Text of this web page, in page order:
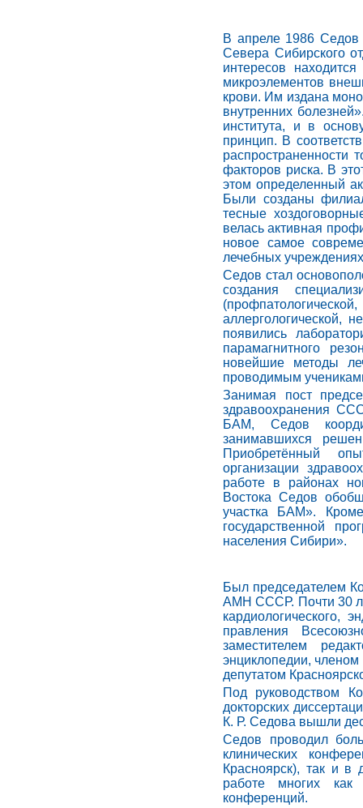
В апреле 1986
Севера Сибирского
интересов
микроэлементов
крови. Им издана
внутренних
института, и в
принцип. В
распространенности
факторов риска. В
этом определенный
Были созданы
тесные
велась активная
новое самое
лечебных
Седов стал
создания
(профпатологической,
аллергологической,
появились
парамагнитного
новейшие методы
проводимым
Занимая пост
здравоохранения
БАМ, Седов
занимавшихся
Приобретённый
организации
работе в районах
Востока Седов
участка БАМ».
государственной
населения Сибири».
Был председателем
АМН СССР. Почти 30
кардиологического,
правления
заместителем
энциклопедии,
депутатом
Под руководством
докторских
К. Р. Седова вышли
Седов проводил
клинических
Красноярск), так и в
работе многих как
конференций.